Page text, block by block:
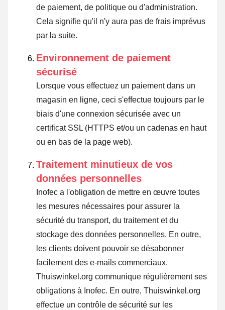
de paiement, de politique ou d'administration.
Cela signifie qu'il n'y aura pas de frais imprévus
par la suite.
Environnement de paiement
sécurisé
Lorsque vous effectuez un paiement dans un
magasin en ligne, ceci s'effectue toujours par le
biais d'une connexion sécurisée avec un
certificat SSL (HTTPS et/ou un cadenas en haut
ou en bas de la page web).
Traitement minutieux de vos
données personnelles
Inofec a l'obligation de mettre en œuvre toutes
les mesures nécessaires pour assurer la
sécurité du transport, du traitement et du
stockage des données personnelles. En outre,
les clients doivent pouvoir se désabonner
facilement des e-mails commerciaux.
Thuiswinkel.org communique régulièrement ses
obligations à Inofec. En outre, Thuiswinkel.org
effectue un contrôle de sécurité sur les